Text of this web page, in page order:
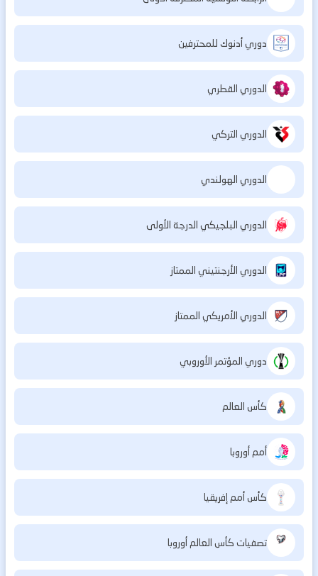
دوري أدنوك للمحترفين
الدوري القطري
الدوري التركي
الدوري الهولندي
الدوري البلجيكي الدرجة الأولى
الدوري الأرجنتيني الممتاز
الدوري الأمريكي الممتاز
دوري المؤتمر الأوروبي
كأس العالم
أمم أوروبا
كأس أمم إفريقيا
تصفيات كأس العالم أوروبا